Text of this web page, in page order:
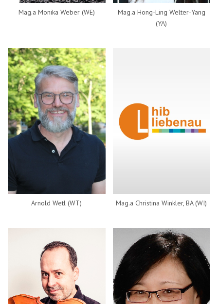
Mag.a Monika Weber (WE)
Mag.a Hong-Ling Welter-Yang
(YA)
Arnold Wetl (WT) Mag.a Christina Winkler, BA (WI)